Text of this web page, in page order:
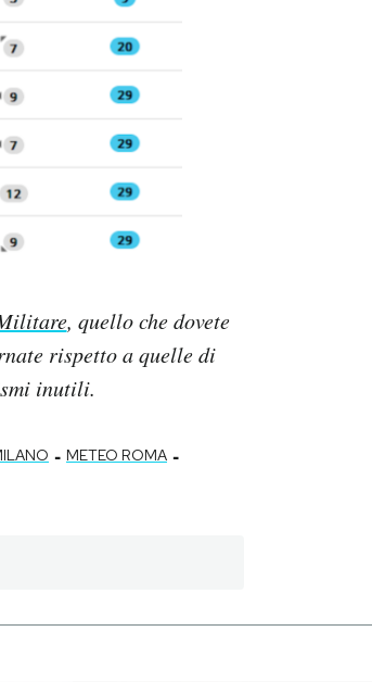
, quello che dovete
rispetto a quelle di
inutili.
- METEO ROMA -